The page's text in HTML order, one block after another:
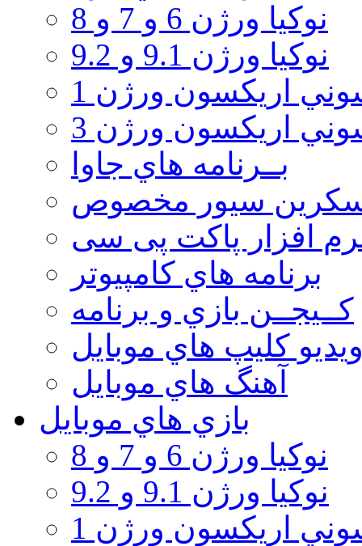
نوکیا ورژن 6 و 7 و 8
نوکیا ورژن 9.1 و 9.2
اريكسون ورژن 1
اريكسون ورژن 3
بــرنامه هاي جاوا
سيور مخصوص
افزار پاکت پی سی
برنامه هاي كامپيوتر
كــيجــن بازي و برنامه
كليپ هاي موبايل
آهنگ هاي موبايل
بازي هاي موبايل
نوكيا ورژن 6 و 7 و 8
نوكيا ورژن 9.1 و 9.2
اريكسون ورژن 1